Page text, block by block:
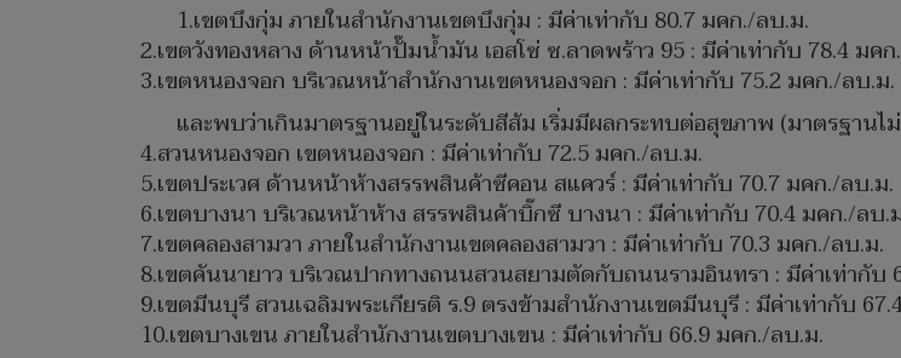
1.เขตบึงกุ่ม ภายในสำนักงานเขตบึงกุ่ม : มีค่าเท่ากับ 80.7 มคก./ลบ.ม.
2.เขตวังทองหลาง ด้านหน้าปั๊มน้ำมัน เอสโซ่ ซ.ลาดพร้าว 95 : มีค่าเท่ากับ 78.4 มค
3.เขตหนองจอก บริเวณหน้าสำนักงานเขตหนองจอก : มีค่าเท่ากับ 75.2 มคก./ลบ.ม.
และพบว่าเกินมาตรฐานอยู่ในระดับสีส้ม เริ่มมีผลกระทบต่อสุขภาพ (มาตรฐาน
4.สวนหนองจอก เขตหนองจอก : มีค่าเท่ากับ 72.5 มคก./ลบ.ม.
5.เขตประเวศ ด้านหน้าห้างสรรพสินค้าซีคอน สแควร์ : มีค่าเท่ากับ 70.7 มคก./ลบ.ม.
6.เขตบางนา บริเวณหน้าห้าง สรรพสินค้าบิ๊กซี บางนา : มีค่าเท่ากับ 70.4 มคก./ลบ.
7.เขตคลองสามวา ภายในสำนักงานเขตคลองสามวา : มีค่าเท่ากับ 70.3 มคก./ลบ.ม.
8.เขตคันนายาว บริเวณปากทางถนนสวนสยามตัดกับถนนรามอินทรา : มีค่าเท่ากับ
9.เขตมีนบุรี สวนเฉลิมพระเกียรติ ร.9 ตรงข้ามสำนักงานเขตมีนบุรี : มีค่าเท่ากับ
10.เขตบางเขน ภายในสำนักงานเขตบางเขน : มีค่าเท่ากับ 66.9 มคก./ลบ.ม.